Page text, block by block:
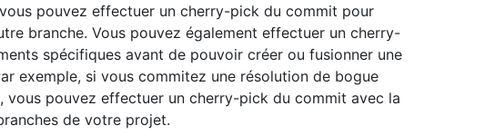
pouvez effectuer un cherry-pick du commit pour
branche. Vous pouvez également effectuer un cherry-
spécifiques avant de pouvoir créer ou fusionner une
exemple, si vous commitez une résolution de bogue
vous pouvez effectuer un cherry-pick du commit avec la
de votre projet.